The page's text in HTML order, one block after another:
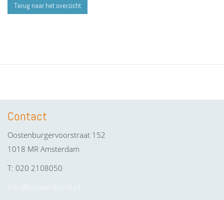
Terug naar het overzicht
Contact
Oostenburgervoorstraat 152
1018 MR Amsterdam
T: 020 2108050
info@kunstenbond.nl